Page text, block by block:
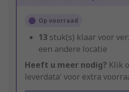
Op voorraad
13 stuk(s) klaar voor
een andere locatie
Heeft u meer nodig? Klik
leverdata' voor extra